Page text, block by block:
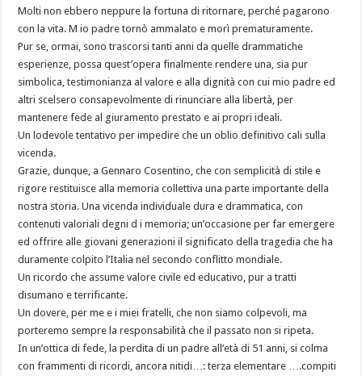
Molti non ebbero neppure la fortuna di ritornare, perché pagarono
con la vita. M io padre tornò ammalato e morì prematuramente.
Pur se, ormai, sono trascorsi tanti anni da quelle drammatiche
esperienze, possa quest’opera finalmente rendere una, sia pur
simbolica, testimonianza al valore e alla dignità con cui mio padre ed
altri scelsero consapevolmente di rinunciare alla libertà, per
mantenere fede al giuramento prestato e ai propri ideali.
Un lodevole tentativo per impedire che un oblio definitivo cali sulla
vicenda.
Grazie, dunque, a Gennaro Cosentino, che con semplicità di stile e
rigore restituisce alla memoria collettiva una parte importante della
nostra storia. Una vicenda individuale dura e drammatica, con
contenuti valoriali degni d i memoria; un’occasione per far emergere
ed offrire alle giovani generazioni il significato della tragedia che ha
duramente colpito l’Italia nel secondo conflitto mondiale.
Un ricordo che assume valore civile ed educativo, pur a tratti
disumano e terrificante.
Un dovere, per me e i miei fratelli, che non siamo colpevoli, ma
porteremo sempre la responsabilità che il passato non si ripeta.
In un’ottica di fede, la perdita di un padre all’età di 51 anni, si colma
con frammenti di ricordi, ancora nitidi…: terza elementare ….compiti